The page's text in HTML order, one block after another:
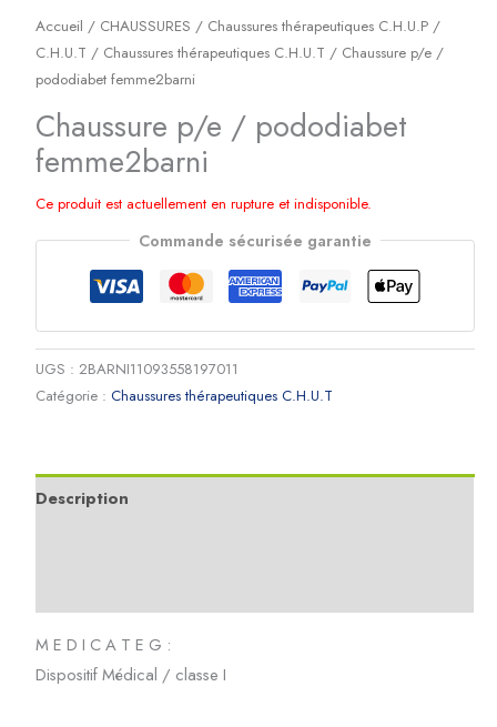
Accueil / CHAUSSURES / Chaussures thérapeutiques C.H.U.P /
C.H.U.T / Chaussures thérapeutiques C.H.U.T / Chaussure p/e /
pododiabet femme2barni
Chaussure p/e / pododiabet
femme2barni
Ce produit est actuellement en rupture et indisponible.
Commande sécurisée garantie
UGS :2BARNI11093558197011
Catégorie :Chaussures thérapeutiques C.H.U.T
Description
M E D I C A T E G :
Dispositif Médical / classe I